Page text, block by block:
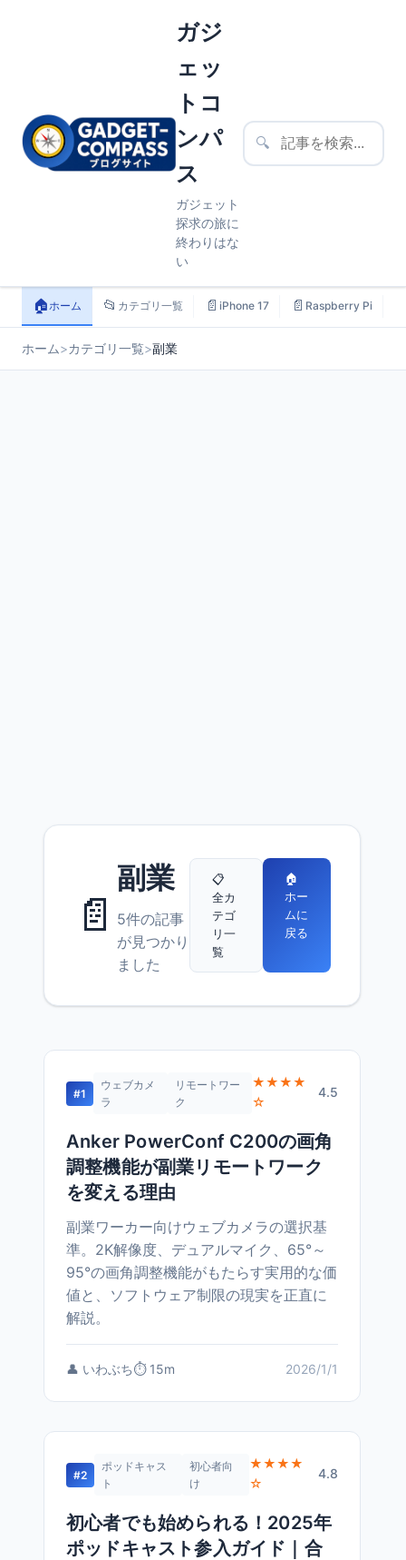
ガジ
ェッ
トコ
ンパ
ス
ガジェット
探求の旅に
終わりはな
い
🔍
🏠ホーム 📂 カテゴリ一覧 📄 iPhone 17 📄 Raspberry Pi
ホーム>カテゴリ一覧>副業
📄
副業
5件の記事
が見つかり
ました
📋
全カ
テゴ
リ一
覧
🏠
ホー
ムに
戻る
#1
ウェブカメ
ラ
リモートワー
ク
★★★★
☆
4.5
Anker PowerConf C200の画角
調整機能が副業リモートワーク
を変える理由
副業ワーカー向けウェブカメラの選択基
準。2K解像度、デュアルマイク、65°～
95°の画角調整機能がもたらす実用的な価
値と、ソフトウェア制限の現実を正直に
解説。
👤 いわぶち⏱️ 15m 2026/1/1
#2
ポッドキャス
ト
初心者向
け
★★★★
☆
4.8
初心者でも始められる！2025年
ポッドキャスト参入ガイド｜合